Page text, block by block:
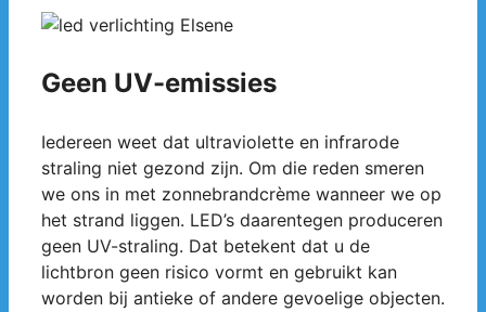
Geen UV-emissies
Iedereen weet dat ultraviolette en infrarode
straling niet gezond zijn. Om die reden smeren
we ons in met zonnebrandcrème wanneer we op
het strand liggen. LED’s daarentegen produceren
geen UV-straling. Dat betekent dat u de
lichtbron geen risico vormt en gebruikt kan
worden bij antieke of andere gevoelige objecten.